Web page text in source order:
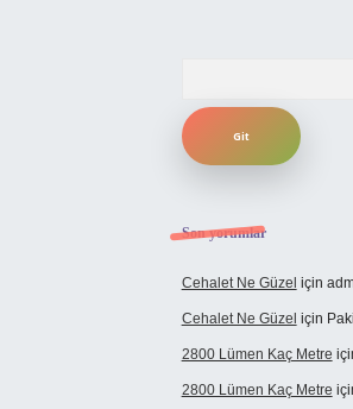
Son yorumlar
Cehalet Ne Güzel için
Cehalet Ne Güzel için
2800 Lümen Kaç Metre
2800 Lümen Kaç Metre